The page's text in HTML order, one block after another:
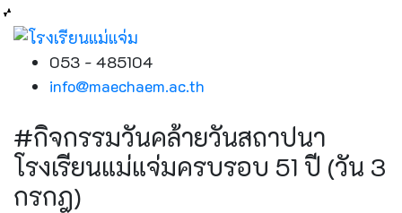
053 - 485104
info@maechaem.ac.th
#กิจกรรมวันคล้ายวันสถาปนา
โรงเรียนแม่แจ่มครบรอบ 51 ปี (วัน 3
กรกฎ)